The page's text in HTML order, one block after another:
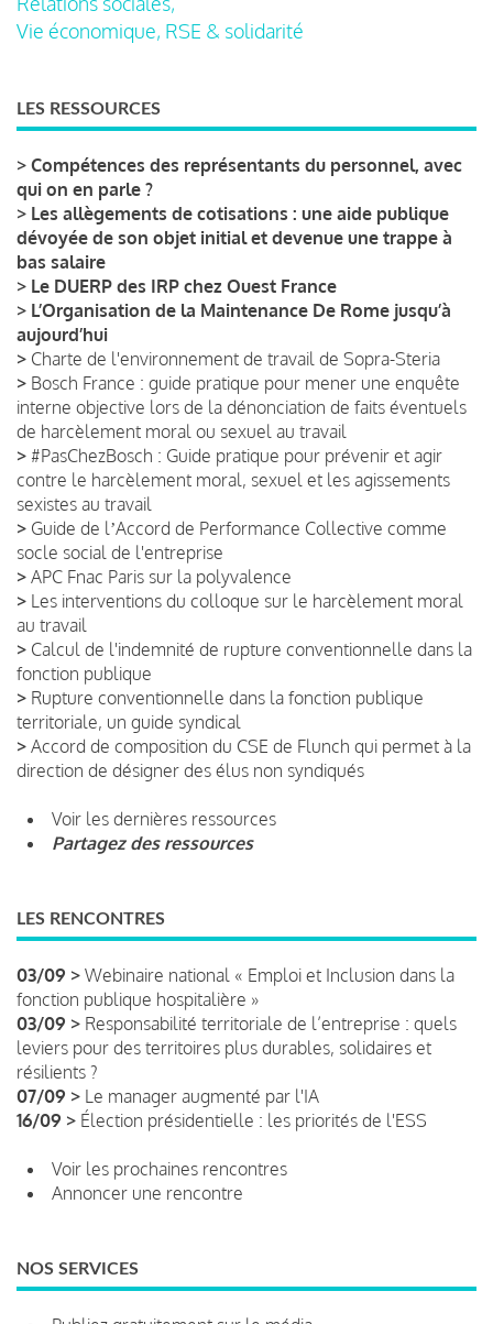
Vie économique, RSE & solidarité
LES RESSOURCES
> Compétences des représentants du personnel, avec
qui on en parle ?
> Les allègements de cotisations : une aide publique
dévoyée de son objet initial et devenue une trappe à
bas salaire
> Le DUERP des IRP chez Ouest France
> L’Organisation de la Maintenance De Rome jusqu’à
aujourd’hui
> Charte de l'environnement de travail de Sopra-Steria
> Bosch France : guide pratique pour mener une enquête
interne objective lors de la dénonciation de faits éventuels
de harcèlement moral ou sexuel au travail
> #PasChezBosch : Guide pratique pour prévenir et agir
contre le harcèlement moral, sexuel et les agissements
sexistes au travail
> Guide de lʼAccord de Performance Collective comme
socle social de l'entreprise
> APC Fnac Paris sur la polyvalence
> Les interventions du colloque sur le harcèlement moral
au travail
> Calcul de l'indemnité de rupture conventionnelle dans la
fonction publique
> Rupture conventionnelle dans la fonction publique
territoriale, un guide syndical
> Accord de composition du CSE de Flunch qui permet à la
direction de désigner des élus non syndiqués
Voir les dernières ressources
Partagez des ressources
LES RENCONTRES
03/09 > Webinaire national « Emploi et Inclusion dans la
fonction publique hospitalière »
03/09 > Responsabilité territoriale de l’entreprise : quels
leviers pour des territoires plus durables, solidaires et
résilients ?
07/09 > Le manager augmenté par l'IA
16/09 > Élection présidentielle : les priorités de l'ESS
Voir les prochaines rencontres
Annoncer une rencontre
NOS SERVICES